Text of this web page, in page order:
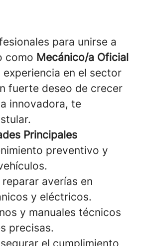
para unirse a
como Mecánico/a Oficial
experiencia en el sector
fuerte deseo de crecer
innovadora, te
Principales
preventivo y
averías en
y eléctricos.
y manuales técnicos
precisas.
el cumplimiento